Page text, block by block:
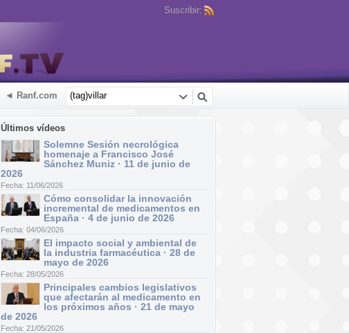
Suscribir:
◄ Ranf.com
Últimos vídeos
Solemne Sesión necrológica
homenaje a Francisco José
Sánchez Muniz · 11 de junio de
2026
Fecha: 11/06/2026
Cómo consolidar la innovación
incremental de medicamentos en
España · 4 de junio de 2026
Fecha: 04/06/2026
El impacto social y ambiental de
la industria farmacéutica · 28 de
mayo de 2026
Fecha: 28/05/2026
Principales cambios legislativos
que afectarán al medicamento en
los próximos años · 21 de mayo
de 2026
Fecha: 21/05/2026